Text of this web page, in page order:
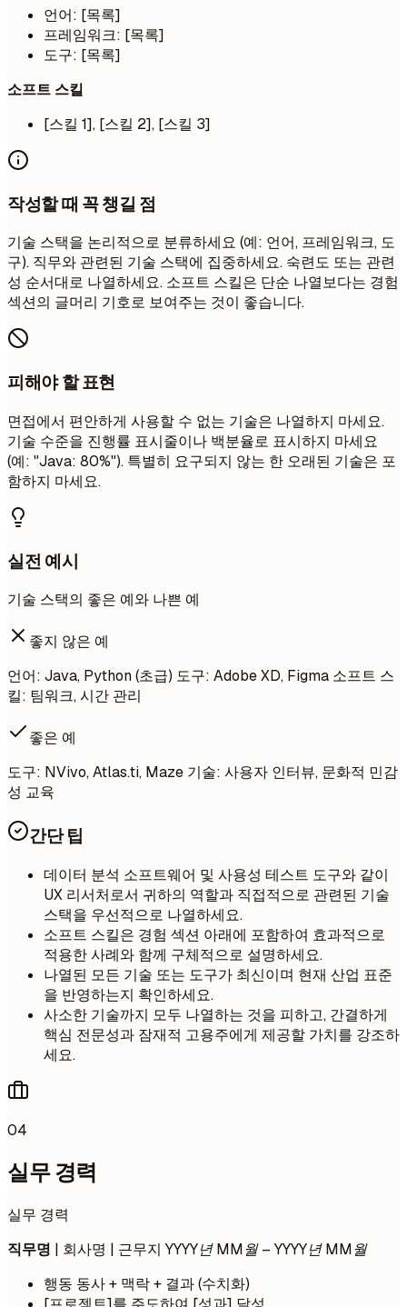
언어: [목록]
프레임워크: [목록]
도구: [목록]
소프트 스킬
[스킬 1], [스킬 2], [스킬 3]
작성할 때 꼭 챙길 점
기술 스택을 논리적으로 분류하세요 (예: 언어, 프레임워크, 도
구). 직무와 관련된 기술 스택에 집중하세요. 숙련도 또는 관련
성 순서대로 나열하세요. 소프트 스킬은 단순 나열보다는 경험
섹션의 글머리 기호로 보여주는 것이 좋습니다.
피해야 할 표현
면접에서 편안하게 사용할 수 없는 기술은 나열하지 마세요.
기술 수준을 진행률 표시줄이나 백분율로 표시하지 마세요
(예: "Java: 80%"). 특별히 요구되지 않는 한 오래된 기술은 포
함하지 마세요.
실전 예시
기술 스택의 좋은 예와 나쁜 예
좋지 않은 예
언어: Java, Python (초급) 도구: Adobe XD, Figma 소프트 스
킬: 팀워크, 시간 관리
좋은 예
도구: NVivo, Atlas.ti, Maze 기술: 사용자 인터뷰, 문화적 민감
성 교육
간단 팁
데이터 분석 소프트웨어 및 사용성 테스트 도구와 같이
UX 리서처로서 귀하의 역할과 직접적으로 관련된 기술
스택을 우선적으로 나열하세요.
소프트 스킬은 경험 섹션 아래에 포함하여 효과적으로
적용한 사례와 함께 구체적으로 설명하세요.
나열된 모든 기술 또는 도구가 최신이며 현재 산업 표준
을 반영하는지 확인하세요.
사소한 기술까지 모두 나열하는 것을 피하고, 간결하게
핵심 전문성과 잠재적 고용주에게 제공할 가치를 강조하
세요.
04
실무 경력
실무 경력
직무명 | 회사명 | 근무지 YYYY년 MM월 – YYYY년 MM월
행동 동사 + 맥락 + 결과 (수치화)